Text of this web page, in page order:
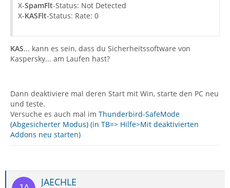
X-SpamFlt-Status: Not Detected
X-KASFlt-Status: Rate: 0
KAS... kann es sein, dass du Sicherheitssoftware von
Kaspersky... am Laufen hast?
Dann deaktiviere mal deren Start mit Win, starte den PC neu
und teste.
Versuche es auch mal im Thunderbird-SafeMode
(Abgesicherter Modus) (in TB=> Hilfe>Mit deaktivierten
Addons neu starten)
JAECHLE